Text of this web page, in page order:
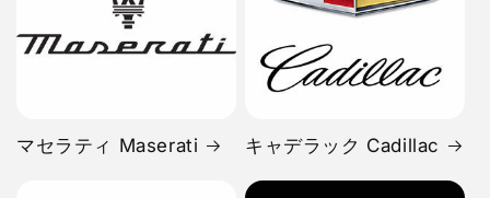
マセラティ Maserati キャデラック Cadillac